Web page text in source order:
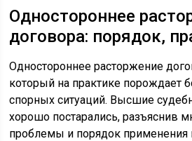
Одностороннее
договора: порядок,
Одностороннее расторжение
который на практике порождает
спорных ситуаций. Высшие
хорошо постарались, разъяснив
проблемы и порядок применения